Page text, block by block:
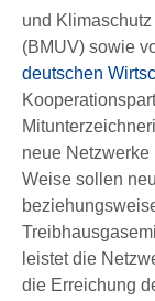
und
(BMUV) sowie
deutschen
neue
Weise sollen
leistet die
die Erreichung